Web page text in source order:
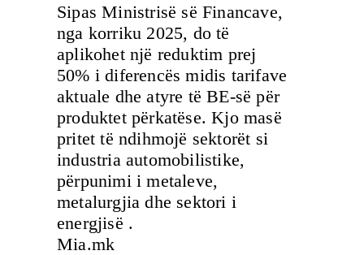
Sipas Ministrisë së Financave,
nga korriku 2025, do të
aplikohet një reduktim prej
50% i diferencës midis tarifave
aktuale dhe atyre të BE-së për
produktet përkatëse. Kjo masë
pritet të ndihmojë sektorët si
industria automobilistike,
përpunimi i metaleve,
metalurgjia dhe sektori i
energjisë .
Mia.mk